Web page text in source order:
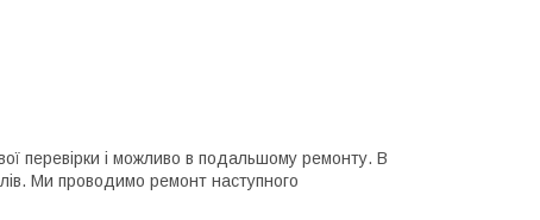
перевірки і можливо в подальшому ремонту. В
Ми проводимо ремонт наступного